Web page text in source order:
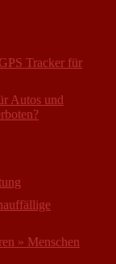
Tracker für
Autos und
» Menschen